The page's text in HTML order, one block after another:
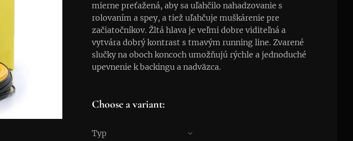
mierne preťažená, aby sa uľahčilo nahadzovanie s
rolovaním a spey, a tiež uľahčuje muškárenie pre
začiatočníkov. Žltá hlava je veľmi dobre viditeľná a
vytvára dobrý kontrast s tmavým running line. Zvarené
slučky na oboch koncoch umožňujú rýchle a jednoduché
upevnenie k backingu a nadväzca.
Choose a variant:
Typ